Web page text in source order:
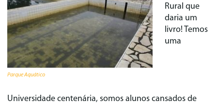
Parque Aquático
Rural que
daria um
livro! Temos
uma
Universidade centenária, somos alunos cansados de